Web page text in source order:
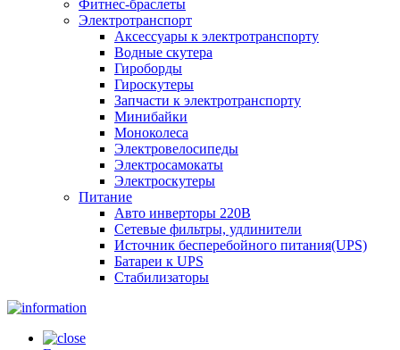
Фитнес-браслеты
Электротранспорт
Аксессуары к электротранспорту
Водные скутера
Гироборды
Гироскутеры
Запчасти к электротранспорту
Минибайки
Моноколеса
Электровелосипеды
Электросамокаты
Электроскутеры
Питание
Авто инверторы 220В
Сетевые фильтры, удлинители
Источник бесперебойного питания(UPS)
Батареи к UPS
Стабилизаторы